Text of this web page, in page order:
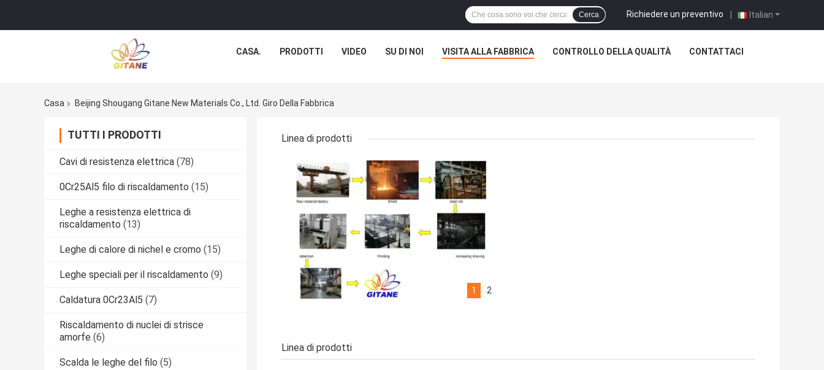
Italian
Richiedere un preventivo |
Cerca
CASA. PRODOTTI VIDEO SU DI NOI VISITA ALLA FABBRICA CONTROLLO DELLA QUALITÀ CONTATTACI
Casa Beijing Shougang Gitane New Materials Co., Ltd. Giro Della Fabbrica
TUTTI I PRODOTTI
Cavi di resistenza elettrica (78)
0Cr25Al5 filo di riscaldamento (15)
Leghe a resistenza elettrica di
riscaldamento (13)
Leghe di calore di nichel e cromo (15)
Leghe speciali per il riscaldamento (9)
Caldatura 0Cr23Al5 (7)
Riscaldamento di nuclei di strisce
amorfe (6)
Scalda le leghe del filo (5)
Linea di prodotti
1 2
Linea di prodotti